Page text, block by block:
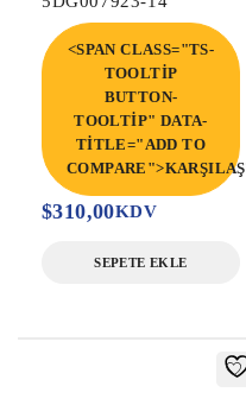
<SPAN CLASS="TS-
TOOLTIP
BUTTON-
TOOLTIP" DATA-
TITLE="ADD TO
$310,00KDV
SEPETE EKLE